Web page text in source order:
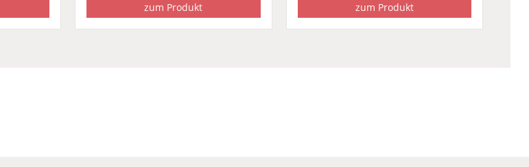
zum Produkt zum Produkt